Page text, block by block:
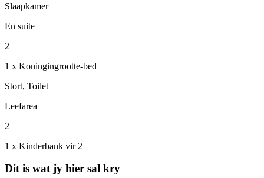
Slaapkamer
En suite
2
1 x Koningingrootte-bed
Stort, Toilet
Leefarea
2
1 x Kinderbank vir 2
Dít is wat jy hier sal kry